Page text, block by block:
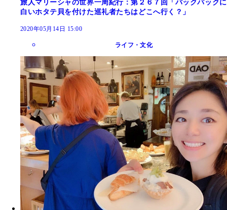
旅人マリーシャの世界一周紀行：第２６７回「バックパックに
白いホタテ貝を付けた巡礼者たちはどこへ行く？」
2020年05月14日 15:00
ライフ・文化